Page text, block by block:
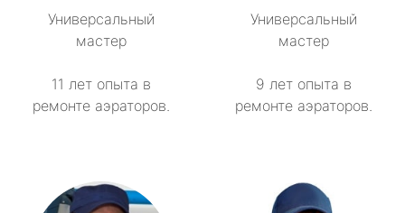
Универсальный
мастер
11 лет опыта в
ремонте аэраторов.
Универсальный
мастер
9 лет опыта в
ремонте аэраторов.